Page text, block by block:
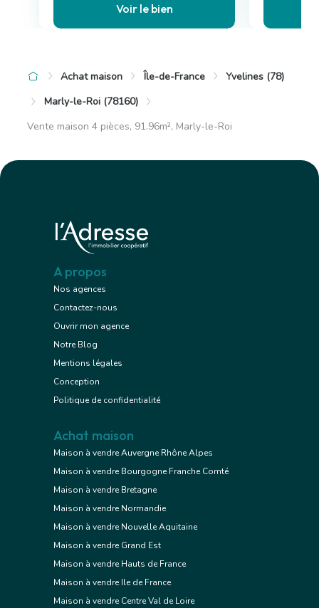
Voir le bien
Achat maison Île-de-France
Yvelines (78)
Marly-le-Roi (78160)
Vente maison 4 pièces, 91.96m², Marly-le-Roi
A propos
Nos agences
Contactez-nous
Ouvrir mon agence
Notre Blog
Mentions légales
Conception
Politique de confidentialité
Achat maison
Maison à vendre Auvergne Rhône Alpes
Maison à vendre Bourgogne Franche Comté
Maison à vendre Bretagne
Maison à vendre Normandie
Maison à vendre Nouvelle Aquitaine
Maison à vendre Grand Est
Maison à vendre Hauts de France
Maison à vendre Ile de France
Maison à vendre Centre Val de Loire